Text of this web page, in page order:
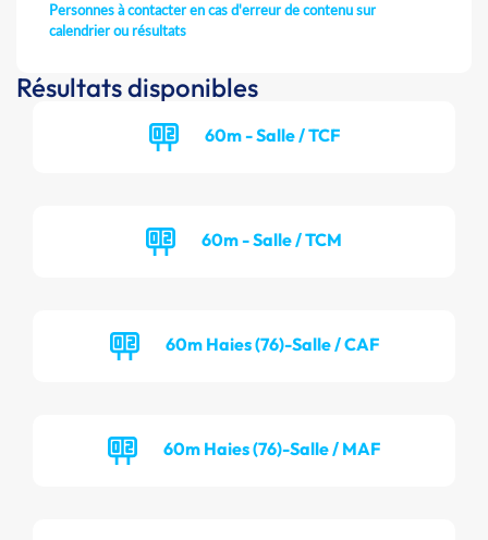
Personnes à contacter en cas d'erreur de contenu sur
calendrier ou résultats
Résultats disponibles
60m - Salle / TCF
60m - Salle / TCM
60m Haies (76)-Salle / CAF
60m Haies (76)-Salle / MAF